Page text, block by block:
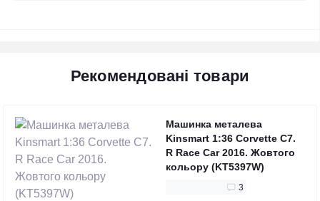
Рекомендовані товари
Машинка металева
Kinsmart 1:36 Corvette C7.
R Race Car 2016. Жовтого
кольору (KT5397W)
3